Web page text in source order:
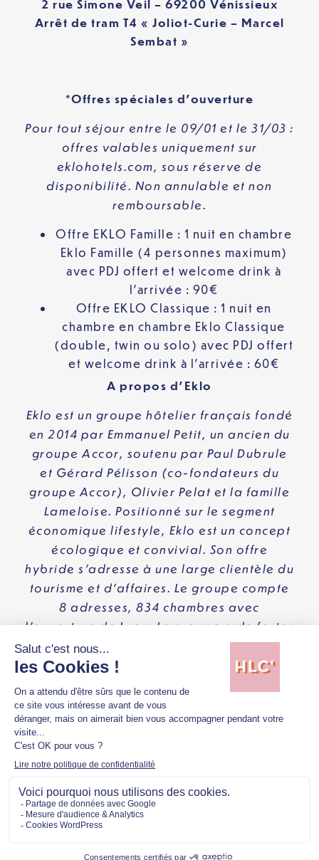
2 rue Simone Veil – 69200 Vénissieux
Arrêt de tram T4 « Joliot-Curie – Marcel
Sembat »
*Offres spéciales d’ouverture
Pour tout séjour entre le 09/01 et le 31/03 :
offres valables uniquement sur
eklohotels.com, sous réserve de
disponibilité. Non annulable et non
remboursable.
Offre EKLO Famille : 1 nuit en chambre
Eklo Famille (4 personnes maximum)
avec PDJ offert et welcome drink à
l’arrivée : 90€
Offre EKLO Classique : 1 nuit en
chambre en chambre Eklo Classique
(double, twin ou solo) avec PDJ offert
et welcome drink à l’arrivée : 60€
A propos d’Eklo
Eklo est un groupe hôtelier français fondé
en 2014 par Emmanuel Petit, un ancien du
groupe Accor, soutenu par Paul Dubrule
et Gérard Pélisson (co-fondateurs du
groupe Accor), Olivier Pelat et la famille
Lameloise. Positionné sur le segment
économique lifestyle, Eklo est un concept
écologique et convivial. Son offre
hybride s’adresse à une large clientèle du
tourisme et d’affaires. Le groupe compte
8 adresses, 834 chambres avec
l’ouverture de Lyon. Le groupe a de fortes
ambitions de développement et vise une
quarantaine d’hôtels d’ici 10 ans avec
et 10 000 lits.
Sur les réseaux : @eklo.officiel @eklolyon
Mentions légales
Copyright © 2026 Hellolacom'